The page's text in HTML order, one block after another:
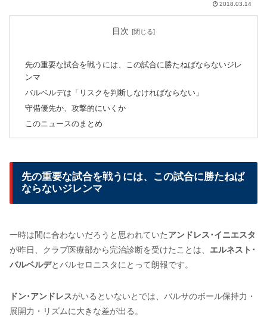
2018.03.14
目次
先の重要な試合を戦うには、この試合に勝たねばならないジレ
ンマ
バルベルデは「リスクを判断しなければならない」
守備優先か、攻撃的にいくか
このニュースのまとめ
先の重要な試合を戦うには、この試合に勝たねば
ならないジレンマ
一時は間に合わないだろうと思われていたアンドレス･イニエスタ
が昨日、クラブ医療部から完治診断を受けたことは、 エルネスト･
バルベルデとバルセロニスタにとって朗報です。
ドン･アンドレスがいるといないとでは、バルサのボール保持力・
展開力・リズムに大きな差が出る。